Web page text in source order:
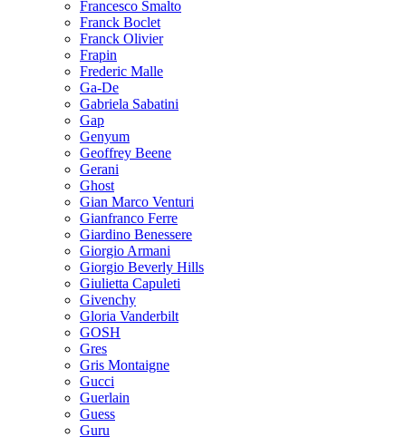
Francesco Smalto
Franck Boclet
Franck Olivier
Frapin
Frederic Malle
Ga-De
Gabriela Sabatini
Gap
Genyum
Geoffrey Beene
Gerani
Ghost
Gian Marco Venturi
Gianfranco Ferre
Giardino Benessere
Giorgio Armani
Giorgio Beverly Hills
Giulietta Capuleti
Givenchy
Gloria Vanderbilt
GOSH
Gres
Gris Montaigne
Gucci
Guerlain
Guess
Guru